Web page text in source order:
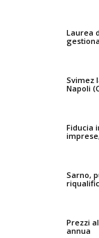
Laurea
Svimez
Napoli
Fiducia
Sarno,
Prezzi
annua